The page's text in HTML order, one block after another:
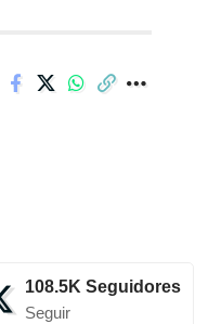
108.5K Seguidores
Seguir